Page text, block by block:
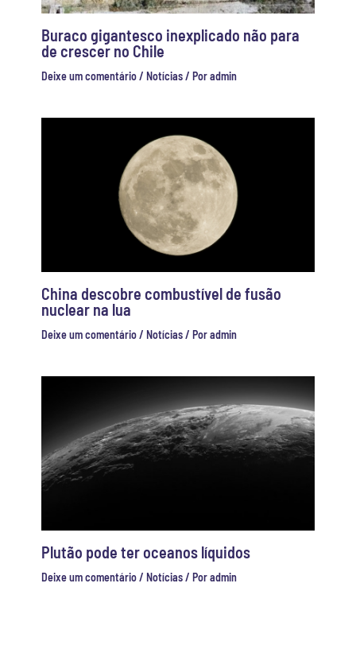
Buraco gigantesco inexplicado não para
de crescer no Chile
Deixe um comentário/ Notícias/ Poradmin
China descobre combustível de fusão
nuclear na lua
Deixe um comentário/ Notícias/ Poradmin
Plutão pode ter oceanos líquidos
Deixe um comentário/ Notícias/ Poradmin